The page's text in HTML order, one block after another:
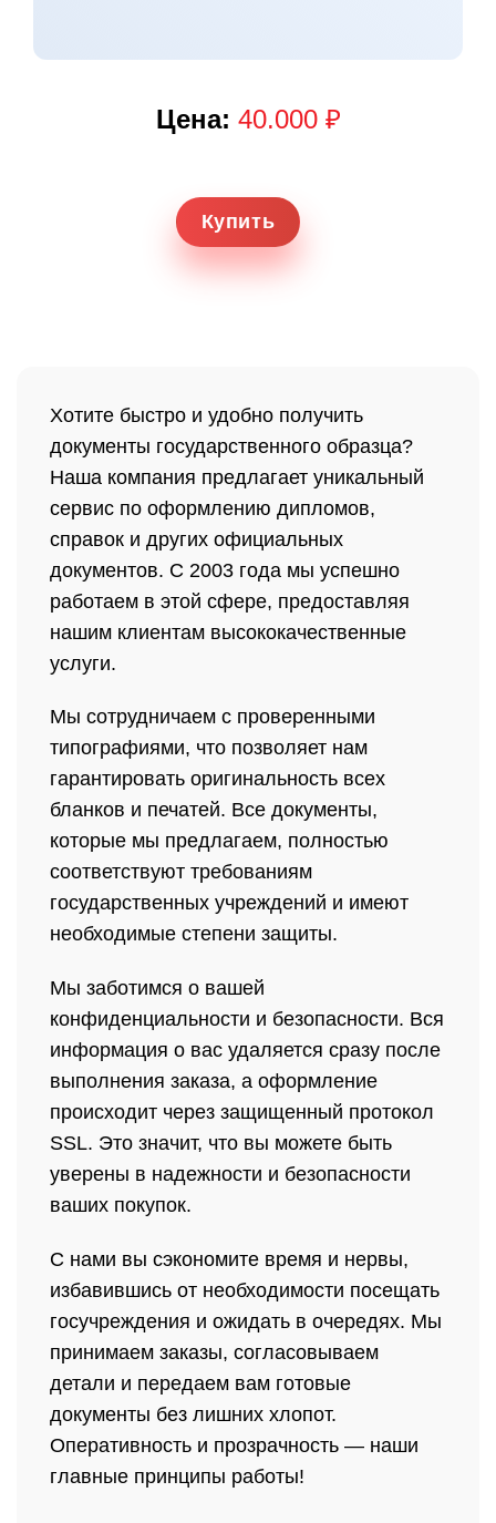
Цена: 40.000 ₽
Купить
Хотите быстро и удобно получить
документы государственного образца?
Наша компания предлагает уникальный
сервис по оформлению дипломов,
справок и других официальных
документов. С 2003 года мы успешно
работаем в этой сфере, предоставляя
нашим клиентам высококачественные
услуги.
Мы сотрудничаем с проверенными
типографиями, что позволяет нам
гарантировать оригинальность всех
бланков и печатей. Все документы,
которые мы предлагаем, полностью
соответствуют требованиям
государственных учреждений и имеют
необходимые степени защиты.
Мы заботимся о вашей
конфиденциальности и безопасности. Вся
информация о вас удаляется сразу после
выполнения заказа, а оформление
происходит через защищенный протокол
SSL. Это значит, что вы можете быть
уверены в надежности и безопасности
ваших покупок.
С нами вы сэкономите время и нервы,
избавившись от необходимости посещать
госучреждения и ожидать в очередях. Мы
принимаем заказы, согласовываем
детали и передаем вам готовые
документы без лишних хлопот.
Оперативность и прозрачность — наши
главные принципы работы!